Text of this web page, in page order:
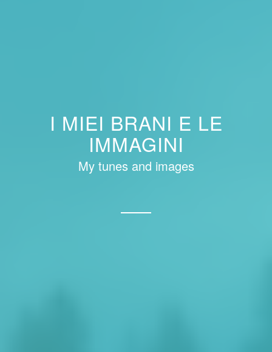
I MIEI BRANI E LE
IMMAGINI
My tunes and images